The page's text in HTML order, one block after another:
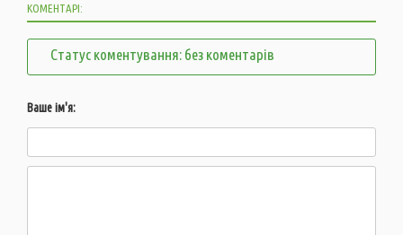
КОМЕНТАРІ:
Статус коментування: без коментарів
Ваше ім'я: